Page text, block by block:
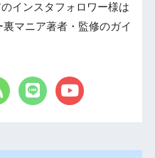
インスタフォロワー様は
マニア著者・監修のガイ